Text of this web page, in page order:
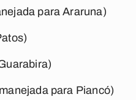
para Araruna)
para Piancó)